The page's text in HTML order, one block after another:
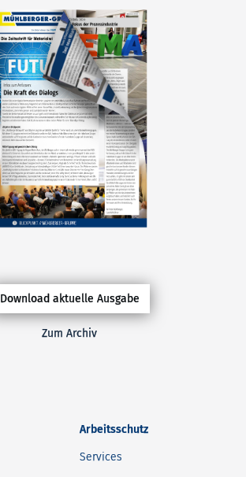
Arbeitsschutz
Services
Download aktuelle Ausgabe
Zum Archiv